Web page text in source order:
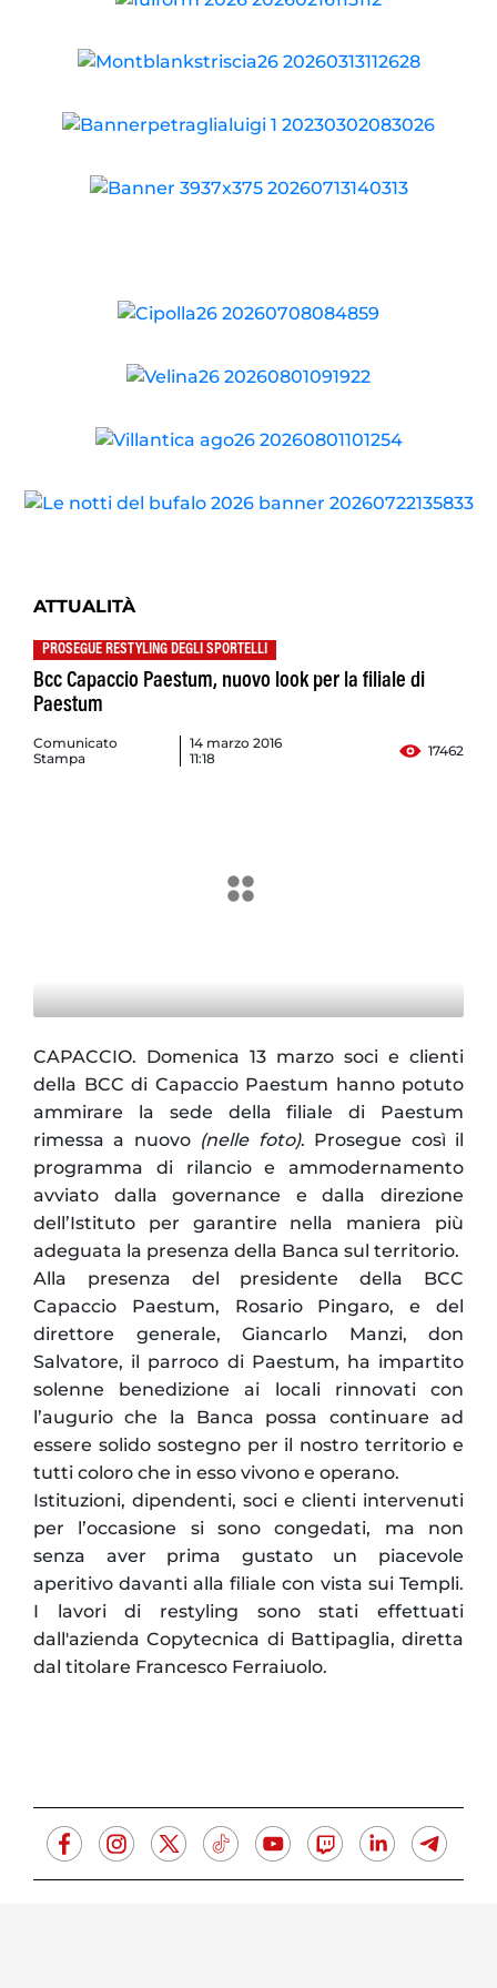
ATTUALITÀ
PROSEGUE RESTYLING DEGLI SPORTELLI
Bcc Capaccio Paestum, nuovo look per la filiale di
Paestum
Comunicato
Stampa
14 marzo 2016
11:18
17462
CAPACCIO. Domenica 13 marzo soci e clienti
della BCC di Capaccio Paestum hanno potuto
ammirare la sede della filiale di Paestum
rimessa a nuovo (nelle foto). Prosegue così il
programma di rilancio e ammodernamento
avviato dalla governance e dalla direzione
dell’Istituto per garantire nella maniera più
adeguata la presenza della Banca sul territorio.
Alla presenza del presidente della BCC
Capaccio Paestum, Rosario Pingaro, e del
direttore generale, Giancarlo Manzi, don
Salvatore, il parroco di Paestum, ha impartito
solenne benedizione ai locali rinnovati con
l’augurio che la Banca possa continuare ad
essere solido sostegno per il nostro territorio e
tutti coloro che in esso vivono e operano.
Istituzioni, dipendenti, soci e clienti intervenuti
per l’occasione si sono congedati, ma non
senza aver prima gustato un piacevole
aperitivo davanti alla filiale con vista sui Templi.
I lavori di restyling sono stati effettuati
dall'azienda Copytecnica di Battipaglia, diretta
dal titolare Francesco Ferraiuolo.